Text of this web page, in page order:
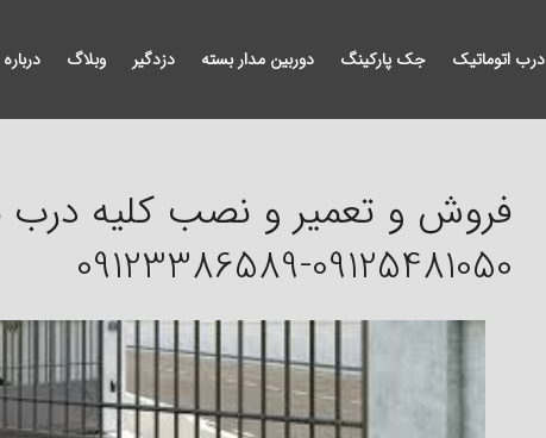
درب اتوماتیک جک پارکینگ دوربین مدار بسته دزدگیر وبلاگ
فروش و تعمیر و نصب کلیه درب
09125481050-09123386589